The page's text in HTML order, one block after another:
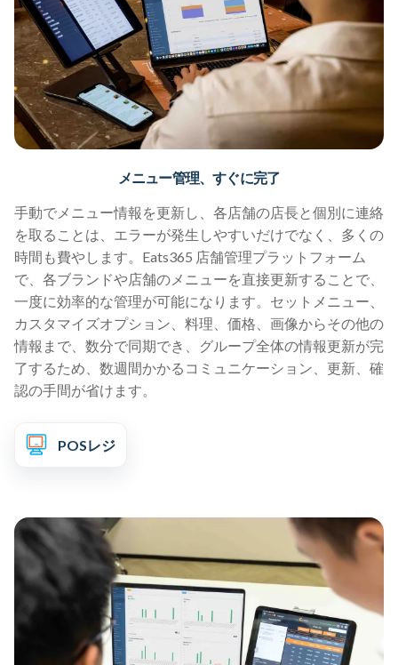
メニュー管理、すぐに完了
手動でメニュー情報を更新し、各店舗の店長と個別に連絡
を取ることは、エラーが発生しやすいだけでなく、多くの
時間も費やします。Eats365 店舗管理プラットフォーム
で、各ブランドや店舗のメニューを直接更新することで、
一度に効率的な管理が可能になります。セットメニュー、
カスタマイズオプション、料理、価格、画像からその他の
情報まで、数分で同期でき、グループ全体の情報更新が完
了するため、数週間かかるコミュニケーション、更新、確
認の手間が省けます。
POSレジ